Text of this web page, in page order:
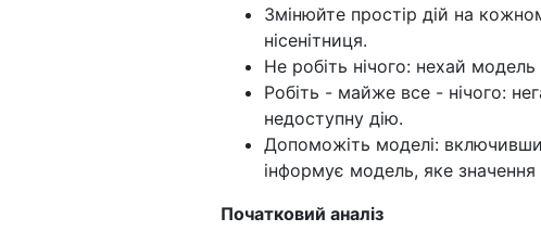
Змінюйте простір дій на
нісенітниця.
Не робіть нічого: нехай
Робіть - майже все - нічого:
недоступну дію.
Допоможіть моделі:
інформує модель, яке
Початковий аналіз